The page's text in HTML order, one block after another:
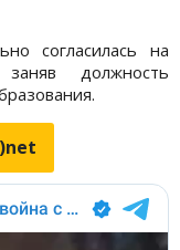
согласилась на
должность